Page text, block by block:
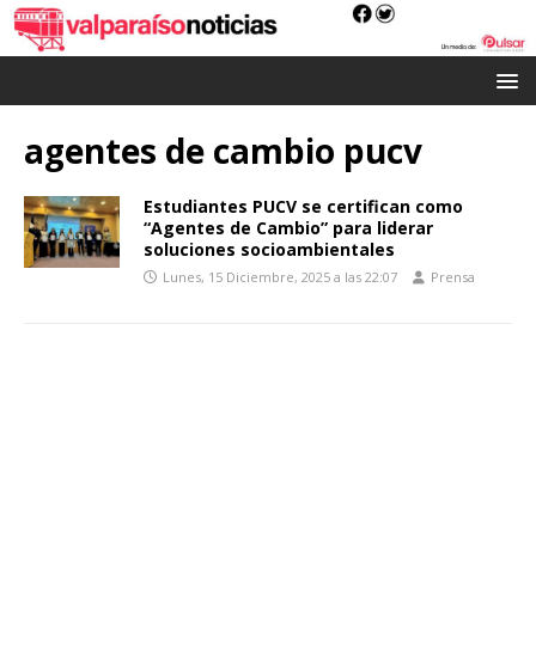
agentes de cambio pucv
Estudiantes PUCV se certifican como
“Agentes de Cambio” para liderar
soluciones socioambientales
Lunes, 15 Diciembre, 2025 a las 22:07 Prensa